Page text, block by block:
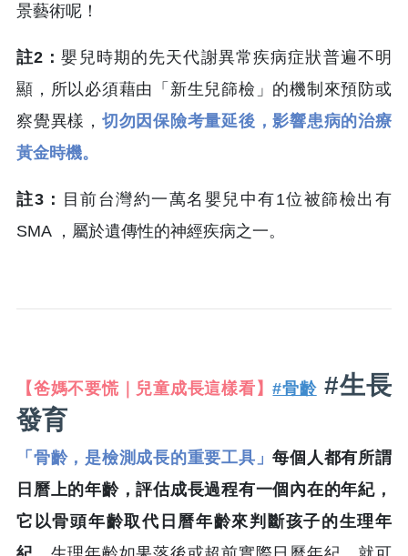
景藝術呢！
註2：嬰兒時期的先天代謝異常疾病症狀普遍不明
顯，所以必須藉由「新生兒篩檢」的機制來預防或
察覺異樣， 切勿因保險考量延後，影響患病的治療
黃金時機。
註3： 目前台灣約一萬名嬰兒中有1位被篩檢出有
SMA ，屬於遺傳性的神經疾病之一。
【爸媽不要慌｜兒童成長這樣看】#骨齡#生長
發育
「骨齡，是檢測成長的重要工具」每個人都有所謂
日曆上的年齡，評估成長過程有一個內在的年紀，
它以骨頭年齡取代日曆年齡來判斷孩子的生理年